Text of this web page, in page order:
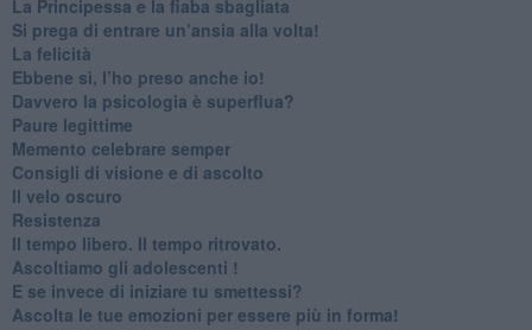
​La Principessa e la fiaba sbagliata
Si prega di entrare un’ansia alla volta!
​La felicità
​Ebbene sì, l’ho preso anche io!
​Davvero la psicologia è superflua?
Paure legittime
​Memento celebrare semper
​Consigli di visione e di ascolto
​Il velo oscuro
Resistenza
​Il tempo libero. Il tempo ritrovato.
Ascoltiamo gli adolescenti !
​E se invece di iniziare tu smettessi?
​Ascolta le tue emozioni per essere più in forma!